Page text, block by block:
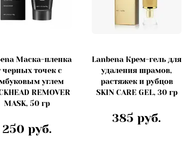
Маска-пленка
черных точек с
углем
REMOVER
MASK, 50 гр
250 руб.
Lanbena Крем-гель для
удаления шрамов,
растяжек и рубцов
SKIN CARE GEL, 30 гр
385 руб.